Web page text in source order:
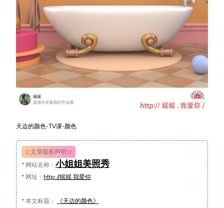
天边的颜色-TV课-颜色
☆文章版权声明☆
* 网站名称： 小姐姐美照秀
* 网址： http://媱媱.我爱你
*本文标题：
《天边的颜色》